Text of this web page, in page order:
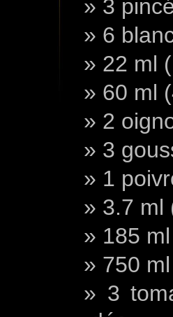
3
6
22 ml
60 ml
2
3
1
3.7 ml
185
750
3